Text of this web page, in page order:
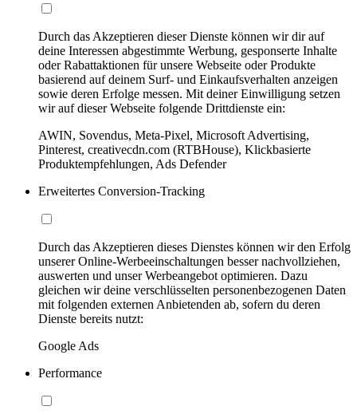
Durch das Akzeptieren dieser Dienste können wir dir auf
deine Interessen abgestimmte Werbung, gesponserte Inhalte
oder Rabattaktionen für unsere Webseite oder Produkte
basierend auf deinem Surf- und Einkaufsverhalten anzeigen
sowie deren Erfolge messen. Mit deiner Einwilligung setzen
wir auf dieser Webseite folgende Drittdienste ein:
AWIN, Sovendus, Meta-Pixel, Microsoft Advertising,
Pinterest, creativecdn.com (RTBHouse), Klickbasierte
Produktempfehlungen, Ads Defender
Erweitertes Conversion-Tracking
Durch das Akzeptieren dieses Dienstes können wir den Erfolg
unserer Online-Werbeeinschaltungen besser nachvollziehen,
auswerten und unser Werbeangebot optimieren. Dazu
gleichen wir deine verschlüsselten personenbezogenen Daten
mit folgenden externen Anbietenden ab, sofern du deren
Dienste bereits nutzt:
Google Ads
Performance